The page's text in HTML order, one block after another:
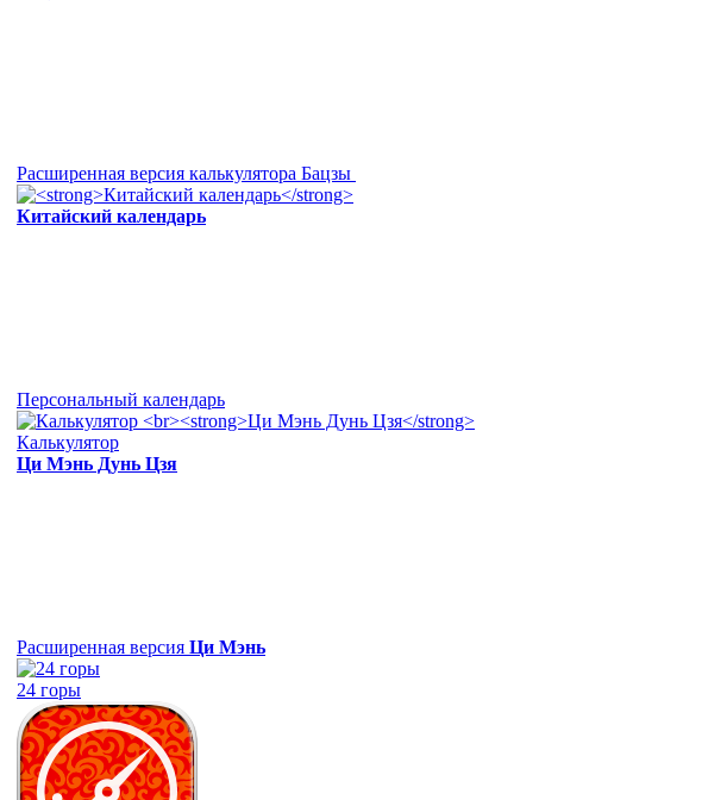
Расширенная версия калькулятора Бацзы
Китайский календарь
Персональный календарь
Калькулятор
Ци Мэнь Дунь Цзя
Расширенная версия Ци Мэнь
24 горы